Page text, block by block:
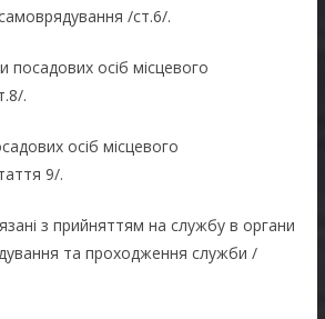
/ст.6/.
посадових осіб місцевого
.
осіб місцевого
9/.
з прийняттям на службу в органи
та проходження служби /